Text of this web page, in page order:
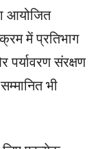
आयोजित
में प्रतिभाग
संरक्षण
भी